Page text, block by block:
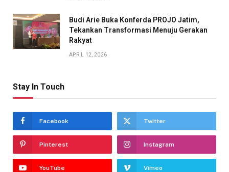
Budi Arie Buka Konferda PROJO Jatim,
Tekankan Transformasi Menuju Gerakan
Rakyat
APRIL 12, 2026
Stay In Touch
Facebook Twitter
Pinterest Instagram
YouTube Vimeo